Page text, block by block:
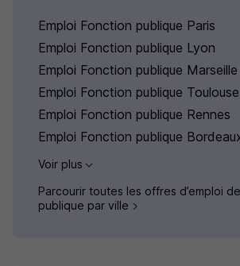
Emploi Fonction publique Paris
Emploi Fonction publique Lyon
Emploi Fonction publique Marseille
Emploi Fonction publique Toulouse
Emploi Fonction publique Rennes
Emploi Fonction publique
Voir plus
Parcourir toutes les offres d’emploi
publique par ville